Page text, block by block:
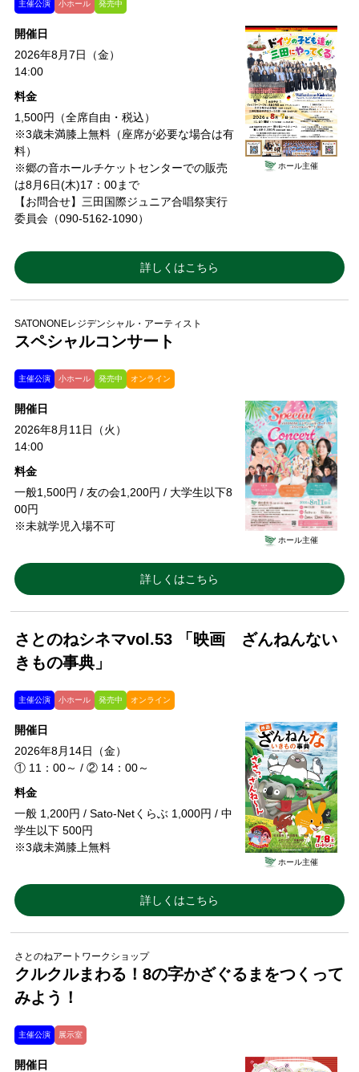
主催公演 小ホール 発売中
ホール主催
開催日
2026年8月7日（金）
14:00
料金
1,500円（全席自由・税込）
※3歳未満膝上無料（座席が必要な場合は有
料）
※郷の音ホールチケットセンターでの販売
は8月6日(木)17：00まで
【お問合せ】三田国際ジュニア合唱祭実行
委員会（090-5162-1090）
詳しくはこちら
SATONONEレジデンシャル・アーティスト
スペシャルコンサート
主催公演 小ホール 発売中 オンライン
ホール主催
開催日
2026年8月11日（火）
14:00
料金
一般1,500円 / 友の会1,200円 / 大学生以下8
00円
※未就学児入場不可
詳しくはこちら
さとのねシネマvol.53 「映画 ざんねんない
きもの事典」
主催公演 小ホール 発売中 オンライン
ホール主催
開催日
2026年8月14日（金）
① 11：00～ / ② 14：00～
料金
一般 1,200円 / Sato-Netくらぶ 1,000円 / 中
学生以下 500円
※3歳未満膝上無料
詳しくはこちら
さとのねアートワークショップ
クルクルまわる！8の字かざぐるまをつくって
みよう！
主催公演 展示室
開催日